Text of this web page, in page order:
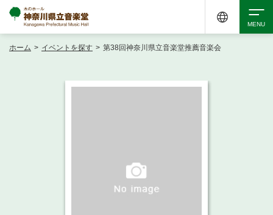
ホーム > イベントを探す > 第38回神奈川県立音楽堂推薦音楽会